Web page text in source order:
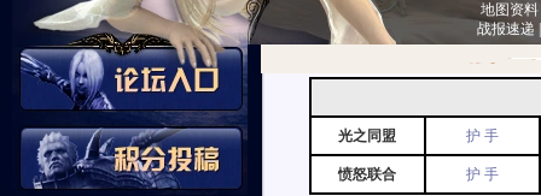
地图资料
战报速递
光之同盟 护 手
愤怒联合 护 手